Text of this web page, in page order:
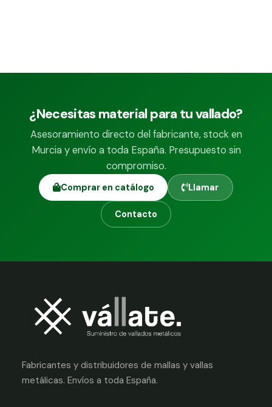
¿Necesitas material para tu vallado?
Asesoramiento directo del fabricante, stock en
Murcia y envío a toda España. Presupuesto sin
compromiso.
Comprar en catálogo Llamar
Contacto
Fabricantes y distribuidores de mallas y vallas
metálicas. Envíos a toda España.